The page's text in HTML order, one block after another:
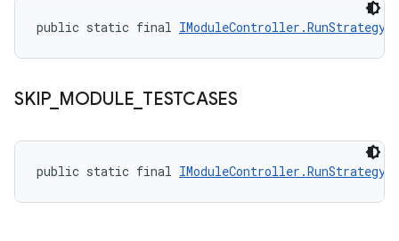
public static final IModuleController.RunStrategy
SKIP_ MODULE TESTCASES
public static final IModuleController.RunStrategy